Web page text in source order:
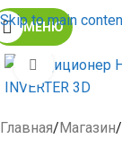
Skip to main
МЕНЮ
Click to
Главная Магазин